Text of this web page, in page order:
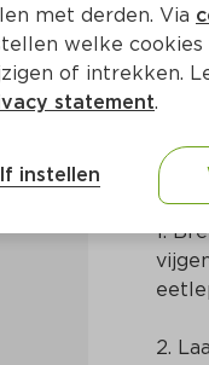
Min Mediterraans
1.
2.
met derden. Via
welke
of intrekken.
statement.
instellen